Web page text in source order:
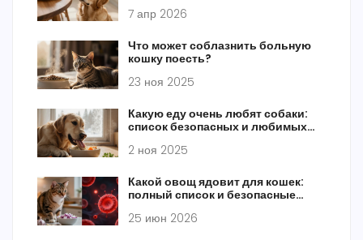
7 апр 2026
Что может соблазнить больную
кошку поесть?
23 ноя 2025
Какую еду очень любят собаки:
список безопасных и любимых
2 ноя 2025
Какой овощ ядовит для кошек:
полный список и безопасные
25 июн 2026